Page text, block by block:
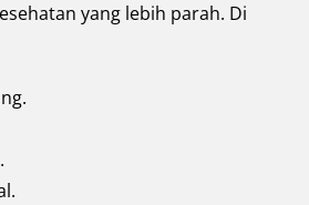
yang lebih parah. Di
.